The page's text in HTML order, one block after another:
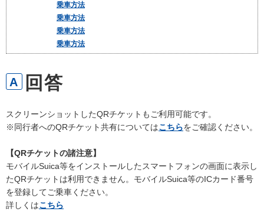
乗車方法
乗車方法
乗車方法
乗車方法
スクリーンショットしたQRチケットもご利用可能です。
※同行者へのQRチケット共有についてはこちらをご確認ください。
【QRチケットの諸注意】
モバイルSuica等をインストールしたスマートフォンの画面に表示し
たQRチケットは利用できません。モバイルSuica等のICカード番号
を登録してご乗車ください。
詳しくはこちら